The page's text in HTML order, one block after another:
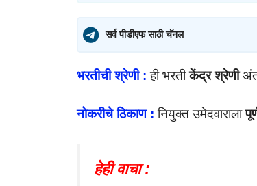
सर्व पीडीएफ साठी चॅनल
भरतीची श्रेणी :ही भरतीकेंद्र श्रेणी
नोकरीचे ठिकाण :नियुक्त उमेदवाराला
हेही वाचा :